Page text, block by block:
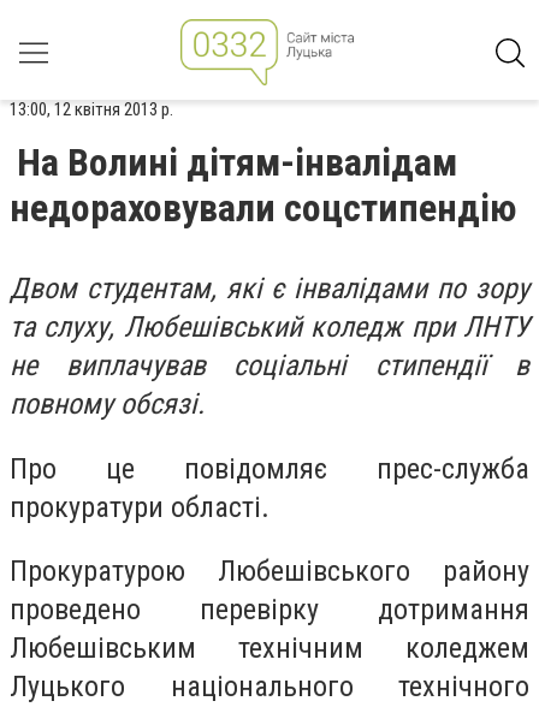
13:00, 12 квітня 2013 р.
На Волині дітям-інвалідам
недораховували соцстипендію
Двом студентам, які є інвалідами по зору
та слуху, Любешівський коледж при ЛНТУ
не виплачував соціальні стипендії в
повному обсязі.
Про це повідомляє прес-служба
прокуратури області.
Прокуратурою Любешівського району
проведено перевірку дотримання
Любешівським технічним коледжем
Луцького національного технічного